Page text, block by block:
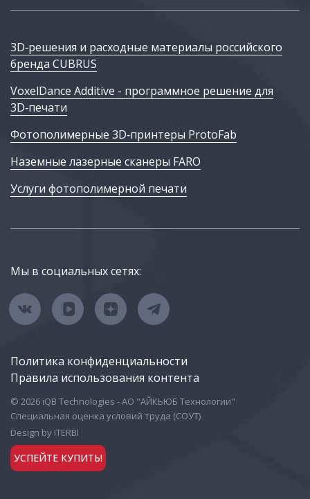
УСПЕЙТЕ КУПИТЬ!
3D‑решения и расходные материалы российского
бренда CUBRUS
VoxelDance Additive - программное решение для
3D‑печати
Фотополимерные 3D‑принтеры ProtoFab
Наземные лазерные сканеры FARO
Услуги фотополимерной печати
Мы в социальных сетях:
Политика конфиденциальности
Правила использования контента
© 2026 iQB Technologies - АО "АЙКЬЮБ Технологии"
Специальная оценка условий труда (СОУТ)
Design by ITERBI